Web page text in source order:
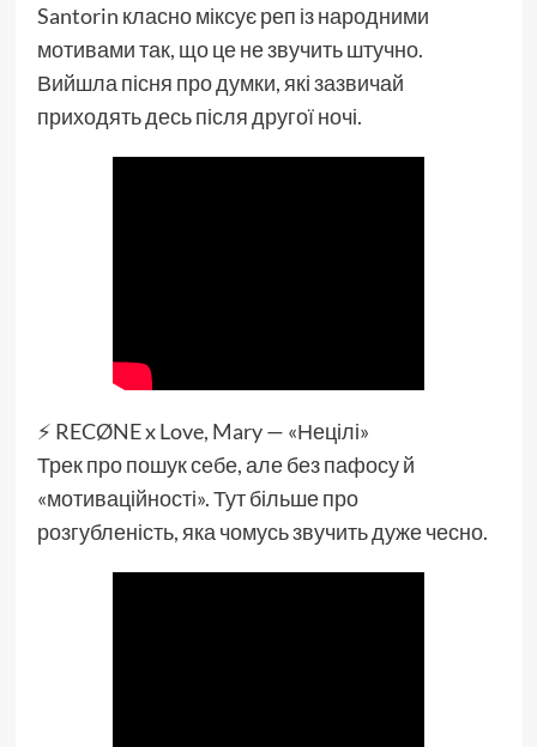
Santorin класно міксує реп із народними
мотивами так, що це не звучить штучно.
Вийшла пісня про думки, які зазвичай
приходять десь після другої ночі.
⚡️ RECØNE x Love, Mary — «Нецілі»
Трек про пошук себе, але без пафосу й
«мотиваційності». Тут більше про
розгубленість, яка чомусь звучить дуже чесно.